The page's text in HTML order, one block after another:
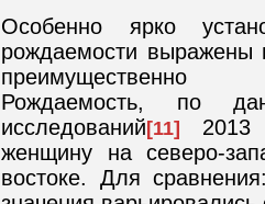
Особенно ярко
рождаемости выражены
преимущественно
Рождаемость, по
исследований[11] 2013
женщину на северо-
востоке. Для